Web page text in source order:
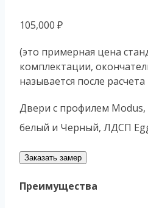
105,000 ₽
(это примерная цена
комплектации,
называется после
Двери с профилем Modus,
белый и Черный, ЛДСП
Заказать замер
Преимущества